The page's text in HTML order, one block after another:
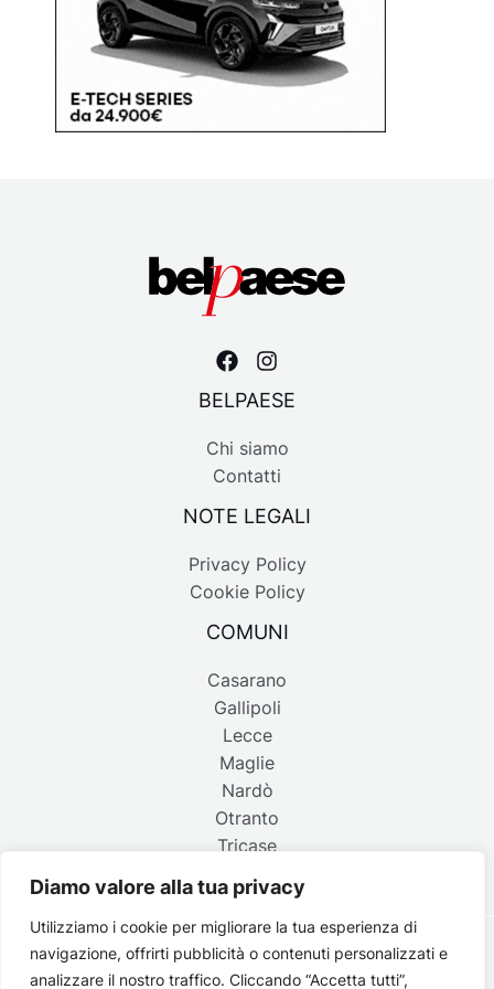
Diamo valore alla tua privacy
Utilizziamo i cookie per migliorare la tua esperienza di
navigazione, offrirti pubblicità o contenuti personalizzati e
analizzare il nostro traffico. Cliccando “Accetta tutti”,
BELPAESE
Chi siamo
Contatti
NOTE LEGALI
Privacy Policy
Cookie Policy
COMUNI
Casarano
Gallipoli
Lecce
Maglie
Nardò
Otranto
Tricase
Copyright © 2026 Belpaese | Periodico d'informazione del